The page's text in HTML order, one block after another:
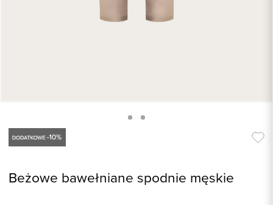
Beżowe bawełniane spodnie męskie